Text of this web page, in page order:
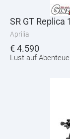
SR GT Replica
Aprilia
€4.590
Lust auf